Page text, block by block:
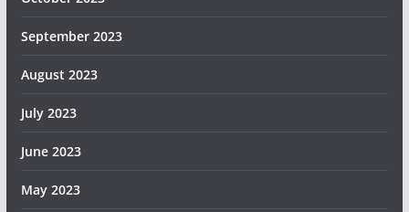
September 2023
August 2023
July 2023
June 2023
May 2023